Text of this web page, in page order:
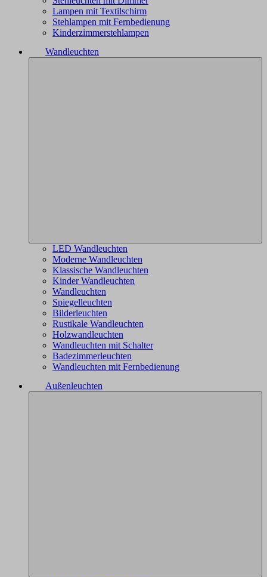
Lampen mit Textilschirm
Stehlampen mit Fernbedienung
Kinderzimmerstehlampen
Wandleuchten
LED Wandleuchten
Moderne Wandleuchten
Klassische Wandleuchten
Kinder Wandleuchten
Wandleuchten
Spiegelleuchten
Bilderleuchten
Rustikale Wandleuchten
Holzwandleuchten
Wandleuchten mit Schalter
Badezimmerleuchten
Wandleuchten mit Fernbedienung
Außenleuchten